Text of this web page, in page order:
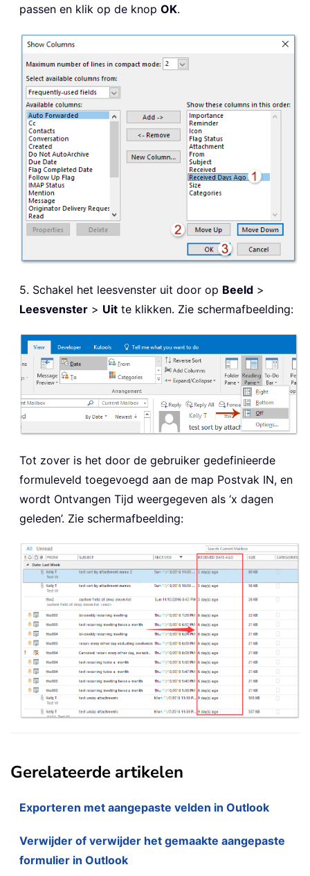
passen en klik op de knop OK.
5. Schakel het leesvenster uit door op Beeld >
Leesvenster > Uit te klikken. Zie schermafbeelding:
Tot zover is het door de gebruiker gedefinieerde
formuleveld toegevoegd aan de map Postvak IN, en
wordt Ontvangen Tijd weergegeven als ‘x dagen
geleden’. Zie schermafbeelding:
Gerelateerde artikelen
Exporteren met aangepaste velden in Outlook
Verwijder of verwijder het gemaakte aangepaste
formulier in Outlook